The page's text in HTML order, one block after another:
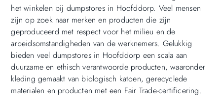
het winkelen bij dumpstores in Hoofddorp. Veel mensen
zijn op zoek naar merken en producten die zijn
geproduceerd met respect voor het milieu en de
arbeidsomstandigheden van de werknemers. Gelukkig
bieden veel dumpstores in Hoofddorp een scala aan
duurzame en ethisch verantwoorde producten, waaronder
kleding gemaakt van biologisch katoen, gerecyclede
materialen en producten met een Fair Trade-certificering.